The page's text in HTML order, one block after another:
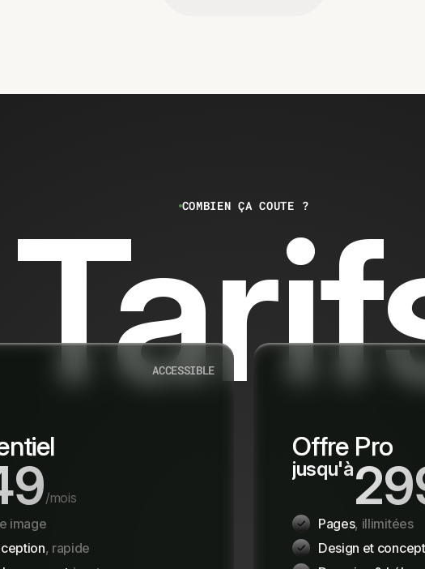
COMBIEN ÇA COUTE ?
ACCESSIBLE
/mois
image
, rapide
Offre Pro
jusqu'à
Pages, illimitées
Design et